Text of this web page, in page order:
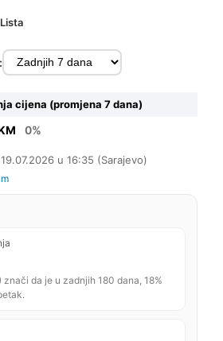
Lista
cijena (promjena 7 dana)
0%
u 16:35 (Sarajevo)
znači da je u zadnjih 180 dana, 18%